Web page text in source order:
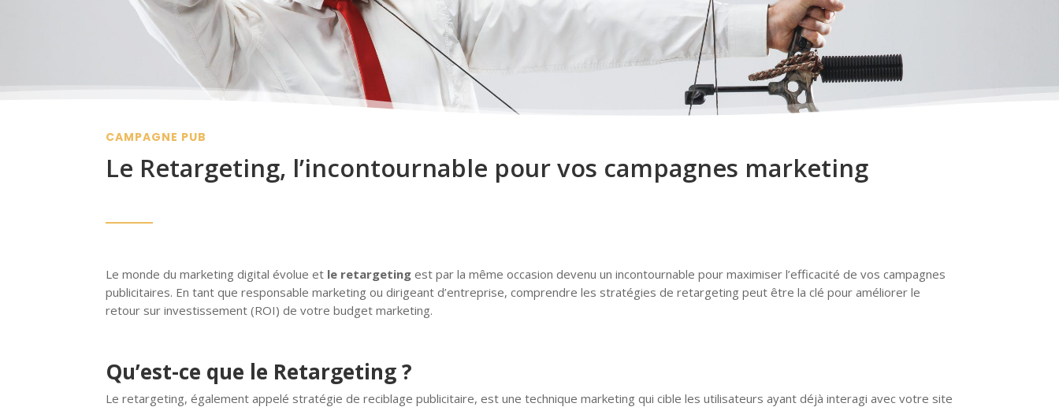
CAMPAGNE PUB
Le Retargeting, l’incontournable pour vos campagnes marketing
Le monde du marketing digital évolue et le retargetingest par la même occasion devenu un incontournable pour maximiser l’efficacité de vos campagnes
publicitaires. En tant que responsable marketing ou dirigeant d’entreprise, comprendre les stratégies de retargeting peut être la clé pour améliorer le
retour sur investissement (ROI) de votre budget marketing.
Qu’est-ce que le Retargeting ?
Le retargeting, également appelé stratégie de reciblage publicitaire, est une technique marketing qui cible les utilisateurs ayant déjà interagi avec votre site